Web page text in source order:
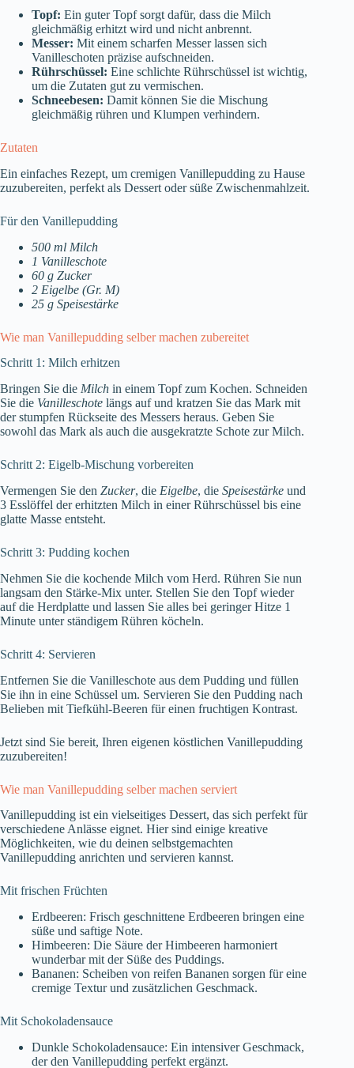
Topf: Ein guter Topf sorgt dafür, dass die Milch
gleichmäßig erhitzt wird und nicht anbrennt.
Messer: Mit einem scharfen Messer lassen sich
Vanilleschoten präzise aufschneiden.
Rührschüssel: Eine schlichte Rührschüssel ist wichtig,
um die Zutaten gut zu vermischen.
Schneebesen: Damit können Sie die Mischung
gleichmäßig rühren und Klumpen verhindern.
Zutaten
Ein einfaches Rezept, um cremigen Vanillepudding zu Hause
zuzubereiten, perfekt als Dessert oder süße Zwischenmahlzeit.
Für den Vanillepudding
500 ml Milch
1 Vanilleschote
60 g Zucker
2 Eigelbe (Gr. M)
25 g Speisestärke
Wie man Vanillepudding selber machen zubereitet
Schritt 1: Milch erhitzen
Bringen Sie die Milch in einem Topf zum Kochen. Schneiden
Sie die Vanilleschote längs auf und kratzen Sie das Mark mit
der stumpfen Rückseite des Messers heraus. Geben Sie
sowohl das Mark als auch die ausgekratzte Schote zur Milch.
Schritt 2: Eigelb-Mischung vorbereiten
Vermengen Sie den Zucker, die Eigelbe, die Speisestärke und
3 Esslöffel der erhitzten Milch in einer Rührschüssel bis eine
glatte Masse entsteht.
Schritt 3: Pudding kochen
Nehmen Sie die kochende Milch vom Herd. Rühren Sie nun
langsam den Stärke-Mix unter. Stellen Sie den Topf wieder
auf die Herdplatte und lassen Sie alles bei geringer Hitze 1
Minute unter ständigem Rühren köcheln.
Schritt 4: Servieren
Entfernen Sie die Vanilleschote aus dem Pudding und füllen
Sie ihn in eine Schüssel um. Servieren Sie den Pudding nach
Belieben mit Tiefkühl-Beeren für einen fruchtigen Kontrast.
Jetzt sind Sie bereit, Ihren eigenen köstlichen Vanillepudding
zuzubereiten!
Wie man Vanillepudding selber machen serviert
Vanillepudding ist ein vielseitiges Dessert, das sich perfekt für
verschiedene Anlässe eignet. Hier sind einige kreative
Möglichkeiten, wie du deinen selbstgemachten
Vanillepudding anrichten und servieren kannst.
Mit frischen Früchten
Erdbeeren: Frisch geschnittene Erdbeeren bringen eine
süße und saftige Note.
Himbeeren: Die Säure der Himbeeren harmoniert
wunderbar mit der Süße des Puddings.
Bananen: Scheiben von reifen Bananen sorgen für eine
cremige Textur und zusätzlichen Geschmack.
Mit Schokoladensauce
Dunkle Schokoladensauce: Ein intensiver Geschmack,
der den Vanillepudding perfekt ergänzt.